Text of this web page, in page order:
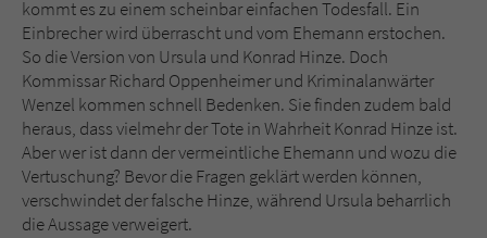
kommt es zu einem scheinbar einfachen Todesfall. Ein
Einbrecher wird überrascht und vom Ehemann erstochen.
So die Version von Ursula und Konrad Hinze. Doch
Kommissar Richard Oppenheimer und Kriminalanwärter
Wenzel kommen schnell Bedenken. Sie finden zudem bald
heraus, dass vielmehr der Tote in Wahrheit Konrad Hinze ist.
Aber wer ist dann der vermeintliche Ehemann und wozu die
Vertuschung? Bevor die Fragen geklärt werden können,
verschwindet der falsche Hinze, während Ursula beharrlich
die Aussage verweigert.
Sicherheitscode des Kontaktformulars zu
überprüfen.